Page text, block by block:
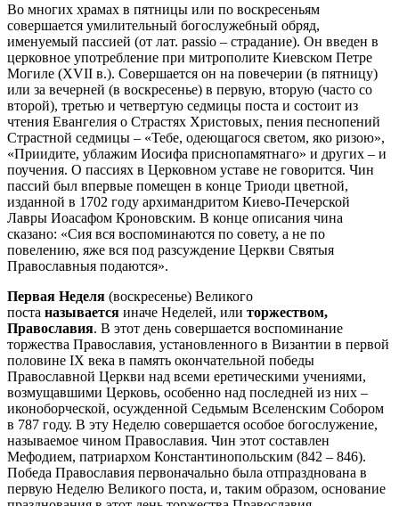
Во многих храмах в пятницы или по воскресеньям
совершается умилительный богослужебный обряд,
именуемый пассией (от лат. passio – страдание). Он введен в
церковное употребление при митрополите Киевском Петре
Могиле (XVII в.). Совершается он на повечерии (в пятницу)
или за вечерней (в воскресенье) в первую, вторую (часто со
второй), третью и четвертую седмицы поста и состоит из
чтения Евангелия о Страстях Христовых, пения песнопений
Страстной седмицы – «Тебе, одеющагося светом, яко ризою»,
«Приидите, ублажим Иосифа приснопамятнаго» и других – и
поучения. О пассиях в Церковном уставе не говорится. Чин
пассий был впервые помещен в конце Триоди цветной,
изданной в 1702 году архимандритом Киево-Печерской
Лавры Иоасафом Кроновским. В конце описания чина
сказано: «Сия вся воспоминаются по совету, а не по
повелению, яже вся под разсуждение Церкви Святыя
Православныя подаются».
Первая Неделя (воскресенье) Великого
поста называется иначе Неделей, или торжеством,
Православия. В этот день совершается воспоминание
торжества Православия, установленного в Византии в первой
половине IX века в память окончательной победы
Православной Церкви над всеми еретическими учениями,
возмущавшими Церковь, особенно над последней из них –
иконоборческой, осужденной Седьмым Вселенским Собором
в 787 году. В эту Неделю совершается особое богослужение,
называемое чином Православия. Чин этот составлен
Мефодием, патриархом Константинопольским (842 – 846).
Победа Православия первоначально была отпразднована в
первую Неделю Великого поста, и, таким образом, основание